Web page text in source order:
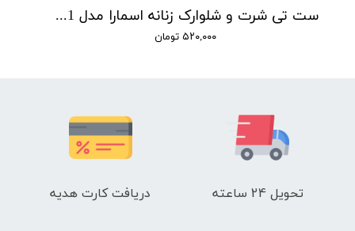
ست تی شرت و شلوارک زنانه اسمارا مدل IAN 300696_1
۵۲۰,۰۰۰ تومان
تحویل 24 ساعته دریافت کارت هدیه